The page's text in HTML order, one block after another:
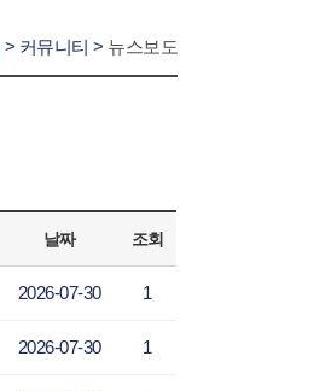
> 커뮤니티 > 뉴스보도
날짜 조회
2026-07-30 1
2026-07-30 1